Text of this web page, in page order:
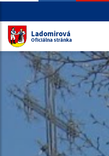
Ladomirová
Oficiálna stránka